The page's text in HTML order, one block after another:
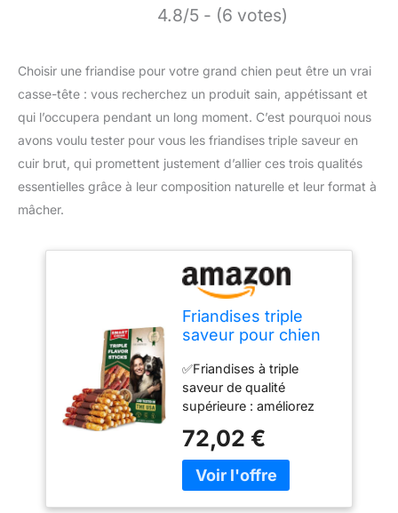
4.8/5 - (6 votes)
Choisir une friandise pour votre grand chien peut être un vrai
casse-tête : vous recherchez un produit sain, appétissant et
qui l’occupera pendant un long moment. C’est pourquoi nous
avons voulu tester pour vous les friandises triple saveur en
cuir brut, qui promettent justement d’allier ces trois qualités
essentielles grâce à leur composition naturelle et leur format à
mâcher.
Friandises triple
saveur pour chien
Viande de qualité
humaine de canard
et de poulet –
Snacks naturels
séchés pour
animaux de
compagnie – sans
céréales à mâcher
✅Friandises à triple
saveur de qualité
supérieure : améliorez
de votre chien avec nos
friandises à kebab,
fabriquées à partir
72,02 €